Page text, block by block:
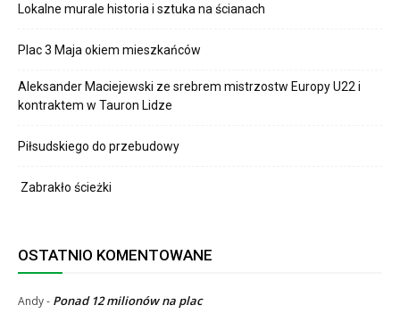
Lokalne murale historia i sztuka na ścianach
Plac 3 Maja okiem mieszkańców
Aleksander Maciejewski ze srebrem mistrzostw Europy U22 i
kontraktem w Tauron Lidze
Piłsudskiego do przebudowy
Zabrakło ścieżki
OSTATNIO KOMENTOWANE
Andy- Ponad 12 milionów na plac